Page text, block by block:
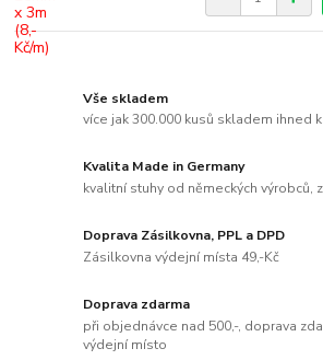
Vše skladem
více jak 300.000 kusů skladem ihned
Kvalita Made in Germany
kvalitní stuhy od německých výrobců,
Doprava Zásilkovna, PPL a DPD
Zásilkovna výdejní místa 49,-Kč
Doprava zdarma
při objednávce nad 500,-, doprava
výdejní místo